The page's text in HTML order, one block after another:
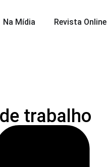
Na Mídia Revista Online
trabalho